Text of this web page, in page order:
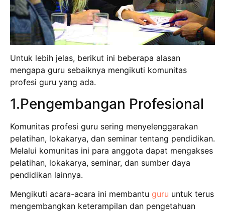
Untuk lebih jelas, berikut ini beberapa alasan
mengapa guru sebaiknya mengikuti komunitas
profesi guru yang ada.
1.Pengembangan Profesional
Komunitas profesi guru sering menyelenggarakan
pelatihan, lokakarya, dan seminar tentang pendidikan.
Melalui komunitas ini para anggota dapat mengakses
pelatihan, lokakarya, seminar, dan sumber daya
pendidikan lainnya.
Mengikuti acara-acara ini membantu guru untuk terus
mengembangkan keterampilan dan pengetahuan